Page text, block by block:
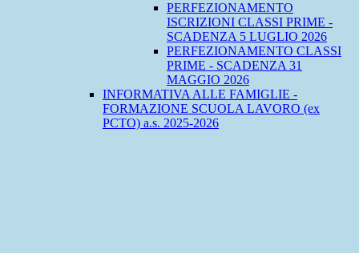
PERFEZIONAMENTO
ISCRIZIONI CLASSI PRIME -
SCADENZA 5 LUGLIO 2026
PERFEZIONAMENTO CLASSI
PRIME - SCADENZA 31
MAGGIO 2026
INFORMATIVA ALLE FAMIGLIE -
FORMAZIONE SCUOLA LAVORO (ex
PCTO) a.s. 2025-2026